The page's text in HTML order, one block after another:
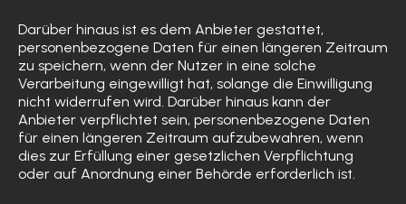
Darüber hinaus ist es dem Anbieter gestattet,
personenbezogene Daten für einen längeren Zeitraum
zu speichern, wenn der Nutzer in eine solche
Verarbeitung eingewilligt hat, solange die Einwilligung
nicht widerrufen wird. Darüber hinaus kann der
Anbieter verpflichtet sein, personenbezogene Daten
für einen längeren Zeitraum aufzubewahren, wenn
dies zur Erfüllung einer gesetzlichen Verpflichtung
oder auf Anordnung einer Behörde erforderlich ist.